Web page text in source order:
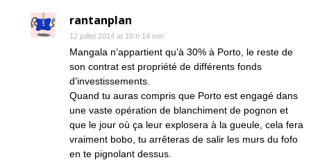
rantanplan
12 juillet 2014 at 18 h 14 min
Mangala n’appartient qu’à 30% à Porto, le reste de
son contrat est propriété de différents fonds
d’investissements.
Quand tu auras compris que Porto est engagé dans
une vaste opération de blanchiment de pognon et
que le jour où ça leur explosera à la gueule, cela fera
vraiment bobo, tu arrêteras de salir les murs du fofo
en te pignolant dessus.